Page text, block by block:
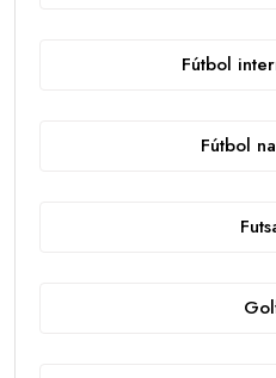
Fútbol
Fútbol